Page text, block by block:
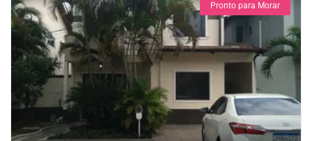
Pronto para Morar